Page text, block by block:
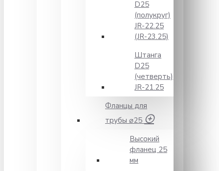
D25
(полукруг)
JR-22.25
(JR-23.25)
Штанга
D25
(четверть)
JR-21.25
Фланцы для
трубы ⌀25
Высокий
фланец 25
мм